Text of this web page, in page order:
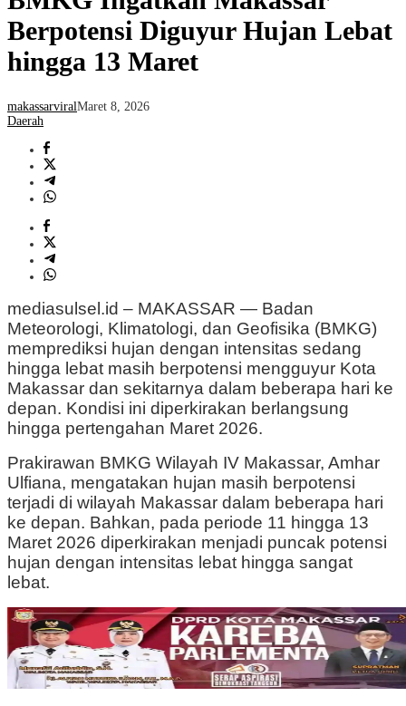
Berpotensi Diguyur Hujan Lebat
hingga 13 Maret
makassarviralMaret 8, 2026
Daerah
mediasulsel.id – MAKASSAR — Badan
Meteorologi, Klimatologi, dan Geofisika (BMKG)
memprediksi hujan dengan intensitas sedang
hingga lebat masih berpotensi mengguyur Kota
Makassar dan sekitarnya dalam beberapa hari ke
depan. Kondisi ini diperkirakan berlangsung
hingga pertengahan Maret 2026.
Prakirawan BMKG Wilayah IV Makassar, Amhar
Ulfiana, mengatakan hujan masih berpotensi
terjadi di wilayah Makassar dalam beberapa hari
ke depan. Bahkan, pada periode 11 hingga 13
Maret 2026 diperkirakan menjadi puncak potensi
hujan dengan intensitas lebat hingga sangat
lebat.